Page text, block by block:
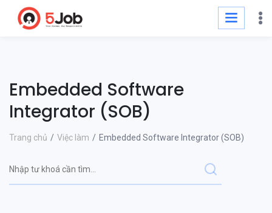
Embedded Software
Integrator (SOB)
Trang chủ Việc làm Embedded Software Integrator (SOB)